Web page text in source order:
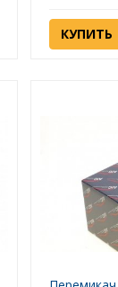
КУПИТЬ